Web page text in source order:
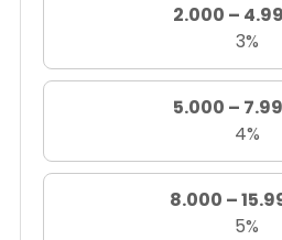
2.000 –
3%
5.000 –
4%
8.000 –
5%